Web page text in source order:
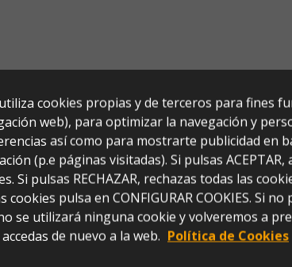
cookies propias y de terceros para fines
web), para optimizar la navegación y
así como para mostrarte publicidad en
(p.e páginas visitadas). Si pulsas ACEPTAR,
Si pulsas RECHAZAR, rechazas todas las
pulsa en CONFIGURAR COOKIES. Si no
se utilizará ninguna cookie y volveremos a
de nuevo a la web. Política de Cookies